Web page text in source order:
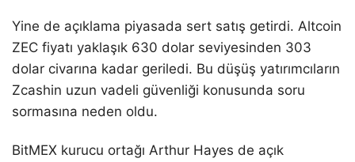
Yine de açıklama piyasada sert satış getirdi. Altcoin
ZEC fiyatı yaklaşık 630 dolar seviyesinden 303
dolar civarına kadar geriledi. Bu düşüş yatırımcıların
Zcashin uzun vadeli güvenliği konusunda soru
sormasına neden oldu.
BitMEX kurucu ortağı Arthur Hayes de açık